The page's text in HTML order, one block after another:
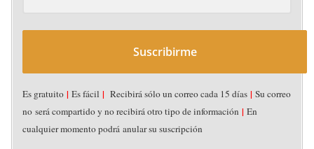
Suscribirme
Es gratuito | Es fácil | Recibirá sólo un correo cada 15 días | Su correo
no será compartido y no recibirá otro tipo de información | En
cualquier momento podrá anular su suscripción